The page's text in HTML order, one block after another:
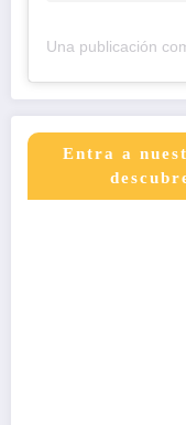
Entra a